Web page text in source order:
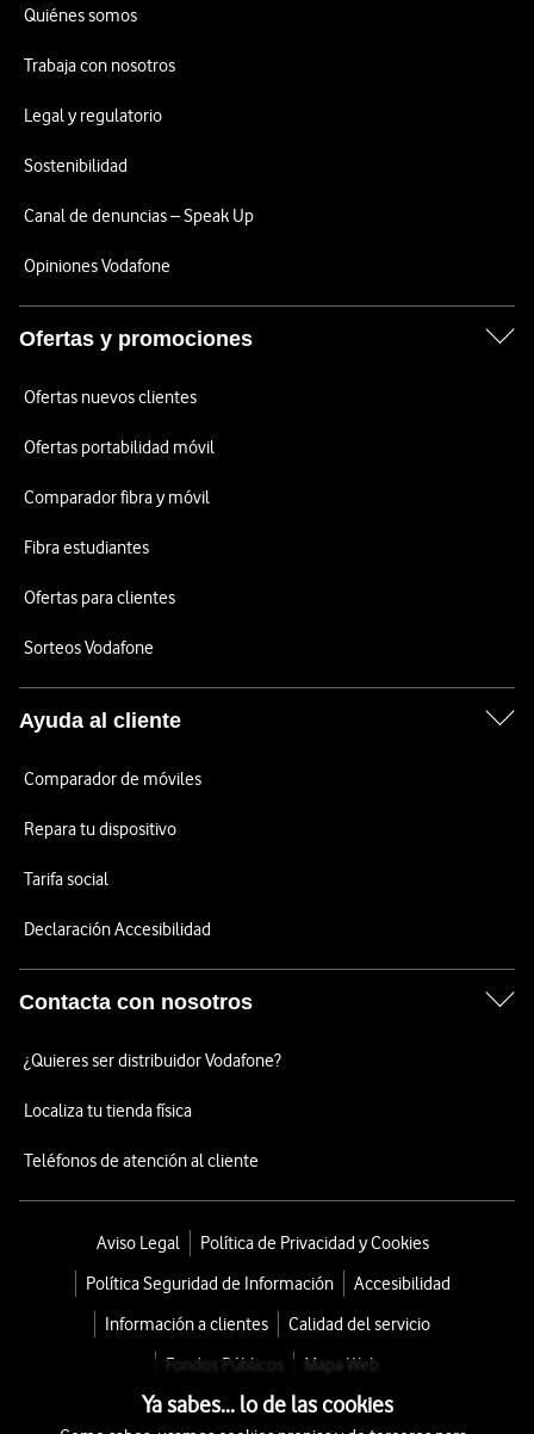
Quiénes somos
Trabaja con nosotros
Legal y regulatorio
Sostenibilidad
Canal de denuncias – Speak Up
Opiniones Vodafone
Ofertas y promociones
Ofertas nuevos clientes
Ofertas portabilidad móvil
Comparador fibra y móvil
Fibra estudiantes
Ofertas para clientes
Sorteos Vodafone
Ayuda al cliente
Comparador de móviles
Repara tu dispositivo
Tarifa social
Declaración Accesibilidad
Contacta con nosotros
¿Quieres ser distribuidor Vodafone?
Localiza tu tienda física
Teléfonos de atención al cliente
Aviso Legal
Política de Privacidad y Cookies
Política Seguridad de Información
Accesibilidad
Información a clientes
Calidad del servicio
Fondos Públicos
Mapa Web
Ya sabes... lo de las cookies